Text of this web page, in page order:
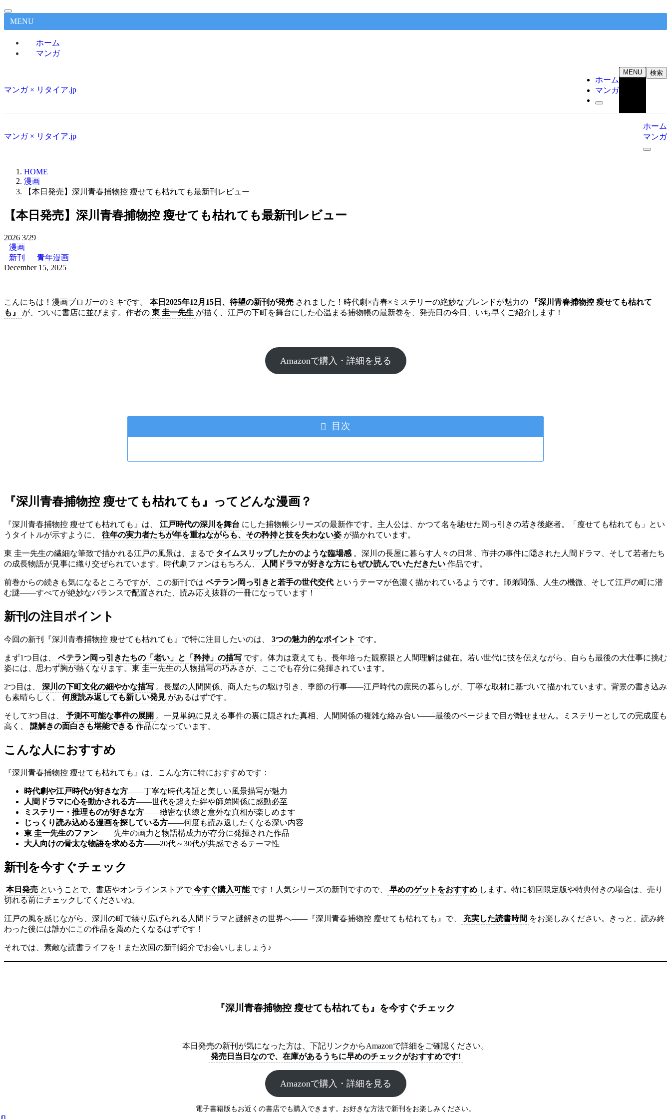
MENU
ホーム
マンガ
マンガ × リタイア.jp
ホーム
マンガ
検索
MENU
マンガ × リタイア.jp
ホーム
マンガ
HOME
漫画
【本日発売】深川青春捕物控 瘦せても枯れても最新刊レビュー
【本日発売】深川青春捕物控 瘦せても枯れても最新刊レビュー
2026 3/29
漫画
新刊
青年漫画
December 15, 2025
こんにちは！漫画ブロガーのミキです。 本日2025年12月15日、待望の新刊が発売 されました！時代劇×青春×ミステリーの絶妙なブレンドが魅力の
『深川青春捕物控 瘦せても枯れて
も』
が、ついに書店に並びます。作者の 東 圭一先生 が描く、江戸の下町を舞台にした心温まる捕物帳の最新巻を、発売日の今日、いち早くご紹介します！
Amazonで購入・詳細を見る
目次
『深川青春捕物控 瘦せても枯れても』ってどんな漫画？
『深川青春捕物控 瘦せても枯れても』は、 江戸時代の深川を舞台 にした捕物帳シリーズの最新作です。主人公は、かつて名を馳せた岡っ引きの若き後継者。「瘦せても枯れても」とい
うタイトルが示すように、
往年の実力者たちが年を重ねながらも、その矜持と技を失わない姿 が描かれています。
東 圭一先生の繊細な筆致で描かれる江戸の風景は、まるで タイムスリップしたかのような臨場感 。深川の長屋に暮らす人々の日常、市井の事件に隠された人間ドラマ、そして若者たち
の成長物語が見事に織り交ぜられています。時代劇ファンはもちろん、
人間ドラマが好きな方にもぜひ読んでいただきたい 作品です。
前巻からの続きも気になるところですが、この新刊では ベテラン岡っ引きと若手の世代交代 というテーマが色濃く描かれているようです。師弟関係、人生の機微、そして江戸の町に潜
む謎——すべてが絶妙なバランスで配置された、読み応え抜群の一冊になっています！
新刊の注目ポイント
今回の新刊『深川青春捕物控 瘦せても枯れても』で特に注目したいのは、 3つの魅力的なポイント です。
まず1つ目は、 ベテラン岡っ引きたちの「老い」と「矜持」の描写 です。体力は衰えても、長年培った観察眼と人間理解は健在。若い世代に技を伝えながら、自らも最後の大仕事に挑む
姿には、思わず胸が熱くなります。東 圭一先生の人物描写の巧みさが、ここでも存分に発揮されています。
2つ目は、 深川の下町文化の細やかな描写 。長屋の人間関係、商人たちの駆け引き、季節の行事——江戸時代の庶民の暮らしが、丁寧な取材に基づいて描かれています。背景の書き込み
も素晴らしく、
何度読み返しても新しい発見 があるはずです。
そして3つ目は、 予測不可能な事件の展開 。一見単純に見える事件の裏に隠された真相、人間関係の複雑な絡み合い——最後のページまで目が離せません。ミステリーとしての完成度も
高く、
謎解きの面白さも堪能できる 作品になっています。
こんな人におすすめ
『深川青春捕物控 瘦せても枯れても』は、こんな方に特におすすめです：
時代劇や江戸時代が好きな方——丁寧な時代考証と美しい風景描写が魅力
人間ドラマに心を動かされる方——世代を超えた絆や師弟関係に感動必至
ミステリー・推理ものが好きな方——緻密な伏線と意外な真相が楽しめます
じっくり読み込める漫画を探している方——何度も読み返したくなる深い内容
東 圭一先生のファン——先生の画力と物語構成力が存分に発揮された作品
大人向けの骨太な物語を求める方——20代～30代が共感できるテーマ性
新刊を今すぐチェック
本日発売 ということで、書店やオンラインストアで 今すぐ購入可能 です！人気シリーズの新刊ですので、 早めのゲットをおすすめ します。特に初回限定版や特典付きの場合は、売り
切れる前にチェックしてくださいね。
江戸の風を感じながら、深川の町で繰り広げられる人間ドラマと謎解きの世界へ——『深川青春捕物控 瘦せても枯れても』で、 充実した読書時間 をお楽しみください。きっと、読み終
わった後には誰かにこの作品を薦めたくなるはずです！
それでは、素敵な読書ライフを！また次回の新刊紹介でお会いしましょう♪
『深川青春捕物控 瘦せても枯れても』を今すぐチェック
本日発売の新刊が気になった方は、下記リンクからAmazonで詳細をご確認ください。
発売日当日なので、在庫があるうちに早めのチェックがおすすめです!
Amazonで購入・詳細を見る
電子書籍版もお近くの書店でも購入できます。お好きな方法で新刊をお楽しみください。